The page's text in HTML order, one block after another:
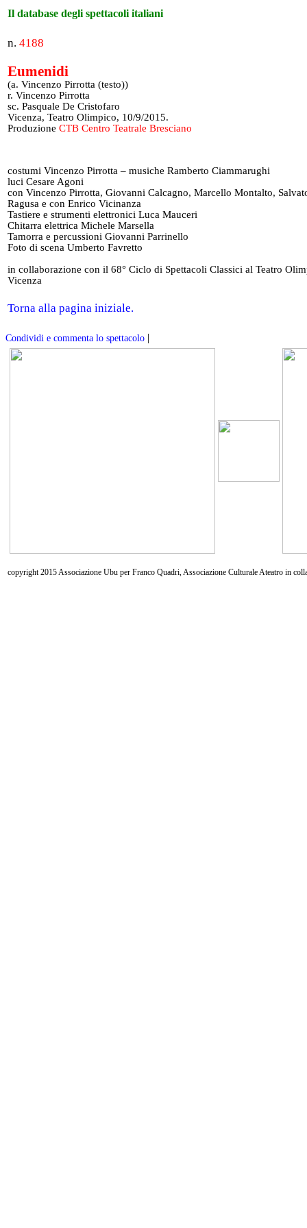
Il database degli spettacoli italiani
n. 4188
Eumenidi
(a. Vincenzo Pirrotta (testo))
r. Vincenzo Pirrotta
sc. Pasquale De Cristofaro
Vicenza, Teatro Olimpico, 10/9/2015.
Produzione CTB Centro Teatrale Bresciano
costumi Vincenzo Pirrotta – musiche Ramberto Ciammarughi
luci Cesare Agoni
con Vincenzo Pirrotta, Giovanni Calcagno, Marcello Montalto,
Ragusa e con Enrico Vicinanza
Tastiere e strumenti elettronici Luca Mauceri
Chitarra elettrica Michele Marsella
Tamorra e percussioni Giovanni Parrinello
Foto di scena Umberto Favretto
in collaborazione con il 68° Ciclo di Spettacoli Classici al Teatro
Vicenza
Torna alla pagina iniziale.
Condividi e commenta lo spettacolo |
copyright 2015 Associazione Ubu per Franco Quadri, Associazione Culturale Ateatro in